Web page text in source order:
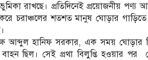
রাখছে। প্রতিদিনেই প্রয়োজনীয় পণ্য
চরাঞ্চলের শতশত মানুষ ঘোড়ার গাড়িতে
আব্দুল হানিফ সরকার, এক সময় ঘোড়ার
ছিল। সেই প্রথা বিলুপ্তি হওয়ার পর